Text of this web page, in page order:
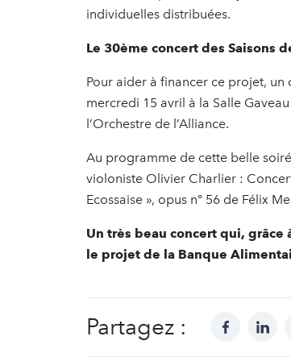
individuelles distribuées.
Le 30ème concert des Saisons
Pour aider à financer ce projet,
mercredi 15 avril à la Salle
l’Orchestre de l’Alliance.
Au programme de cette belle
violoniste Olivier Charlier :
Ecossaise », opus n° 56 de Félix
Un très beau concert qui,
le projet de la Banque
Partagez : facebook